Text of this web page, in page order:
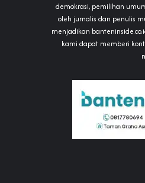
demokrasi, pemilihan
oleh jurnalis dan penulis
menjadikan
kami dapat memberi